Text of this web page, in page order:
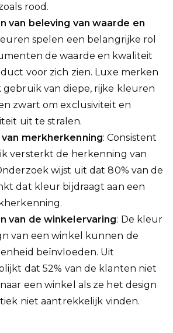
rood.
van beleving van waarde en
spelen een belangrijke rol
de waarde en kwaliteit
voor zich zien. Luxe merken
gebruik van diepe, rijke kleuren
zwart om exclusiviteit en
uit te stralen.
merkherkenning: Consistent
versterkt de herkenning van
wijst uit dat 80% van de
dat kleur bijdraagt aan een
van de winkelervaring: De kleur
van een winkel kunnen de
beïnvloeden. Uit
dat 52% van de klanten niet
een winkel als ze het design
niet aantrekkelijk vinden.